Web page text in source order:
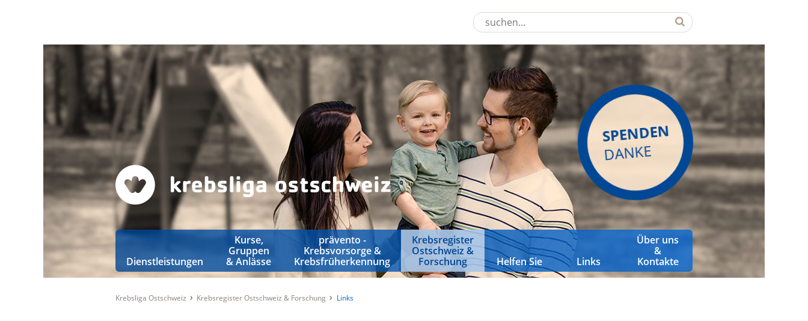
SPENDEN
DANKE
Dienstleistungen
Kurse,
Gruppen
& Anlässe
prävento -
Krebsvorsorge &
Krebsfrüherkennung
Krebsregister
Ostschweiz &
Forschung
Helfen Sie Links
Über uns
&
Kontakte
Krebsliga Ostschweiz Krebsregister Ostschweiz & Forschung Links